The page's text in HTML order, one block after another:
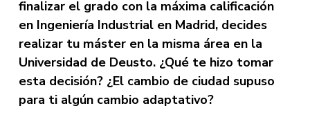
finalizar el grado con la máxima calificación
en Ingeniería Industrial en Madrid, decides
realizar tu máster en la misma área en la
Universidad de Deusto. ¿Qué te hizo tomar
esta decisión? ¿El cambio de ciudad supuso
para ti algún cambio adaptativo?